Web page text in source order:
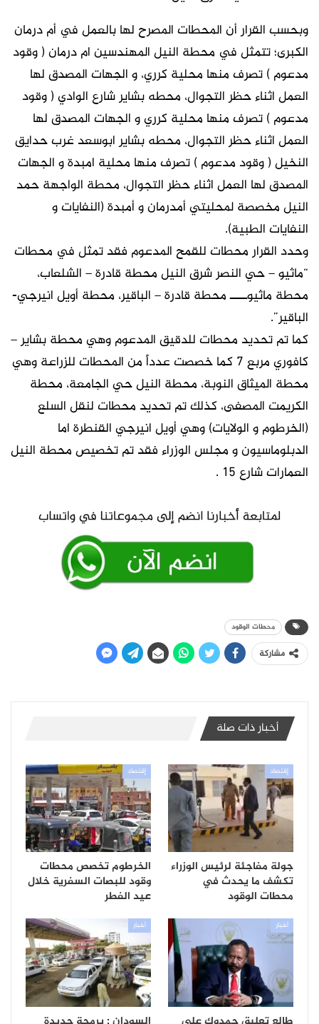
وبحسب القرار أن المحطات المصرح لها بالعمل في أم درمان
الكبرى؛ تتمثل في محطة النيل المهندسين ام درمان ( وقود
مدعوم ) تصرف منها محلية كرري، و الجهات المصدق لها
العمل اثناء حظر التجوال، محطه بشاير شارع الوادي ( وقود
مدعوم ) تصرف منها محلية كرري و الجهات المصدق لها
العمل اثناء حظر التجوال، محطه بشاير ابوسعد غرب حدايق
النخيل ( وقود مدعوم ) تصرف منها محلية امبدة و الجهات
المصدق لها العمل اثناء حظر التجوال، محطة الواجهة حمد
النيل مخصصة لمحليتي أمدرمان و أمبدة (النفايات و
النفايات الطبية).
وحدد القرار محطات للقمح المدعوم فقد تمثل في محطات
“ماثيو – حي النصر شرق النيل محطة قادرة – الشلعاب،
محطة ماثيوــــ محطة قادرة – الباقير، محطة أويل انيرجي-
الباقير”.
كما تم تحديد محطات للدقيق المدعوم وهي محطة بشاير –
كافوري مربع ٧ كما خصصت عدداً من المحطات للزراعة وهي
محطة الميثاق النوبة، محطة النيل حي الجامعة، محطة
الكريمت المصفى، كذلك تم تحديد محطات لنقل السلع
(الخرطوم و الولايات) وهي أويل انيرجي القنطرة اما
الدبلوماسيون و مجلس الوزراء فقد تم تخصيص محطة النيل
العمارات شارع 15 .
محطات الوقود
مشاركة
أخبار ذات صلة
إقتصاد
جولة مفاجئة لرئيس الوزراء
تكشف ما يحدث في
محطات الوقود
إقتصاد
الخرطوم تخصص محطات
وقود للبصات السفرية خلال
عيد الفطر
أخبار أخبار